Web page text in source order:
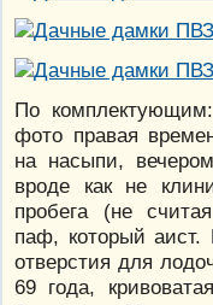
По
фото правая
на насыпи,
вроде как не
пробега (не
паф, который
отверстия для
69 года,